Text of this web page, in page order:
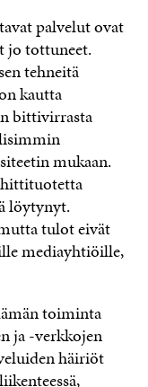
palvelut ovat
jo tottuneet.
tehneitä
kautta
bittivirrasta
mukaan.
hittituotetta
löytynyt.
tulot eivät
mediayhtiöille,
toiminta
ja -verkkojen
häiriöt